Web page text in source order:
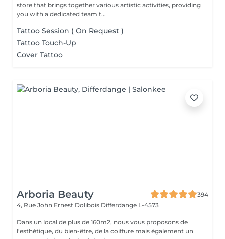
store that brings together various artistic activities, providing
you with a dedicated team t...
Tattoo Session ( On Request )
Tattoo Touch-Up
Cover Tattoo
Arboria Beauty
394
4, Rue John Ernest Dolibois Differdange L-4573
Dans un local de plus de 160m2, nous vous proposons de
l'esthétique, du bien-être, de la coiffure mais également un